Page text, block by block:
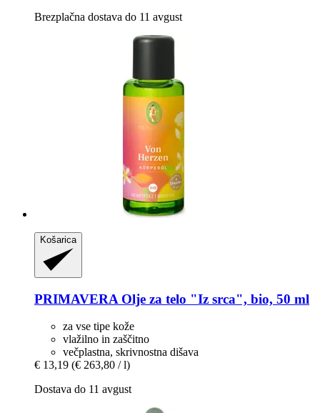
Brezplačna dostava do 11 avgust
Košarica
PRIMAVERA Olje za telo "Iz srca", bio, 50 ml
za vse tipe kože
vlažilno in zaščitno
večplastna, skrivnostna dišava
€ 13,19 (€ 263,80 / l)
Dostava do 11 avgust